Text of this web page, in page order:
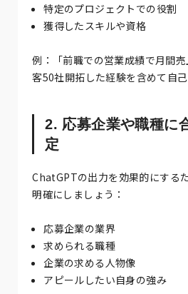
特定のプロジェクトでの役割
獲得したスキルや資格
例：「前職での営業成績で月間
客50社開拓した経験を含めて自己
2. 応募企業や職種に
定
ChatGPTの出力を効果的にする
明確にしましょう：
応募企業の業界
求められる職種
企業の求める人物像
アピールしたい自身の強み